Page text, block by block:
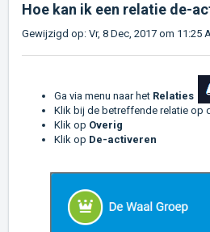
Hoe kan ik een relatie de-
Gewijzigd op: Vr, 8 Dec, 2017 om 11:25
Ga via menu naar het Relaties
Klik bij de betreffende relatie op
Klik op Overig
Klik op De-activeren